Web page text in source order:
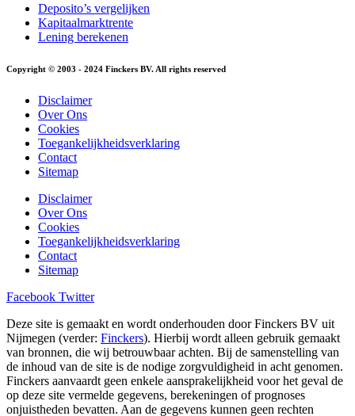
Deposito’s vergelijken
Kapitaalmarktrente
Lening berekenen
Copyright © 2003 - 2024 Finckers BV. All rights reserved
Disclaimer
Over Ons
Cookies
Toegankelijkheidsverklaring
Contact
Sitemap
Disclaimer
Over Ons
Cookies
Toegankelijkheidsverklaring
Contact
Sitemap
Facebook Twitter
Deze site is gemaakt en wordt onderhouden door Finckers BV uit
Nijmegen (verder: Finckers). Hierbij wordt alleen gebruik gemaakt
van bronnen, die wij betrouwbaar achten. Bij de samenstelling van
de inhoud van de site is de nodige zorgvuldigheid in acht genomen.
Finckers aanvaardt geen enkele aansprakelijkheid voor het geval de
op deze site vermelde gegevens, berekeningen of prognoses
onjuistheden bevatten. Aan de gegevens kunnen geen rechten